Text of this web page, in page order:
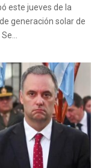
este jueves de la
generación solar de